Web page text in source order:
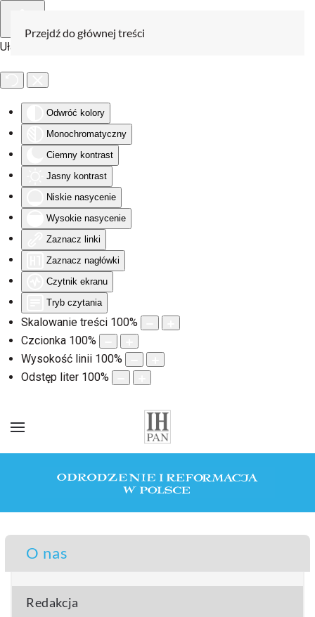
Ułatwienia dostępu
Odwróć kolory
Monochromatyczny
Ciemny kontrast
Jasny kontrast
Niskie nasycenie
Wysokie nasycenie
Zaznacz linki
Zaznacz nagłówki
Czytnik ekranu
Tryb czytania
Skalowanie treści 100%
Czcionka 100%
Wysokość linii 100%
Odstęp liter 100%
Przejdź do głównej treści
O nas
Redakcja